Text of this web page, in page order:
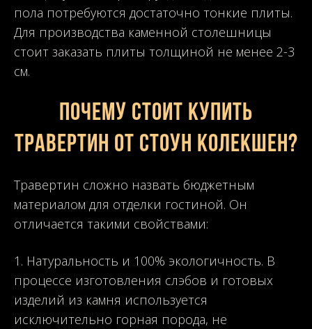
пола потребуются достаточно тонкие плиты.
Для производства каменной столешницы
стоит заказать плиты толщиной не менее 2-3
см.
Почему стоит купить
травертин от Стоун Колекшен?
Травертин сложно назвать бюджетным
материалом для отделки гостиной. Он
отличается такими свойствами:
Натуральность и 100% экологичность. В
процессе изготовления слэбов и готовых
изделий из камня используется
исключительно горная порода, не